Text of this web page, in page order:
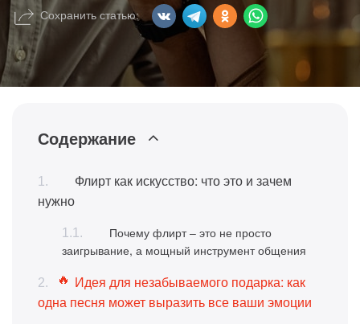
Сохранить статью:
Содержание
Флирт как искусство: что это и зачем
нужно
Почему флирт – это не просто
заигрывание, а мощный инструмент общения
Идея для незабываемого подарка: как
одна песня может выразить все ваши эмоции